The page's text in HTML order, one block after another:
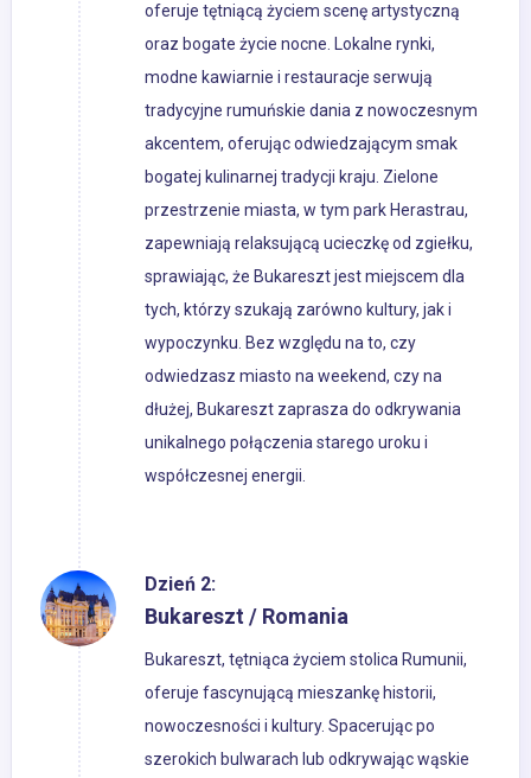
oferuje tętniącą życiem scenę artystyczną
oraz bogate życie nocne. Lokalne rynki,
modne kawiarnie i restauracje serwują
tradycyjne rumuńskie dania z nowoczesnym
akcentem, oferując odwiedzającym smak
bogatej kulinarnej tradycji kraju. Zielone
przestrzenie miasta, w tym park Herastrau,
zapewniają relaksującą ucieczkę od zgiełku,
sprawiając, że Bukareszt jest miejscem dla
tych, którzy szukają zarówno kultury, jak i
wypoczynku. Bez względu na to, czy
odwiedzasz miasto na weekend, czy na
dłużej, Bukareszt zaprasza do odkrywania
unikalnego połączenia starego uroku i
współczesnej energii.
Dzień 2:
Bukareszt / Romania
Bukareszt, tętniąca życiem stolica Rumunii,
oferuje fascynującą mieszankę historii,
nowoczesności i kultury. Spacerując po
szerokich bulwarach lub odkrywając wąskie